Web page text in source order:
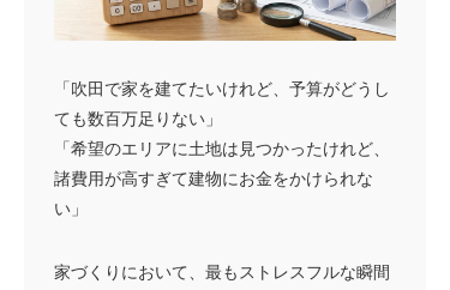
問い合わせ
「吹田で家を建てたいけれど、予算がどうし
ても数百万足りない」
「希望のエリアに土地は見つかったけれど、
諸費用が高すぎて建物にお金をかけられな
い」
家づくりにおいて、最もストレスフルな瞬間